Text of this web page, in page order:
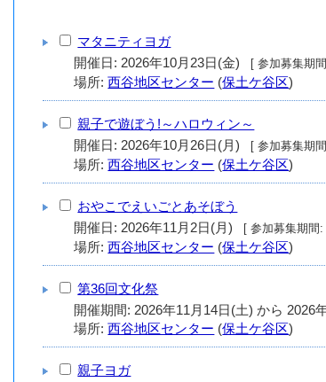
マタニティヨガ
場所:西谷地区センター (保土ケ谷区)
親子で遊ぼう!～ハロウィン～
場所:西谷地区センター (保土ケ谷区)
おやこでえいごとあそぼう
場所:西谷地区センター (保土ケ谷区)
第36回文化祭
場所:西谷地区センター (保土ケ谷区)
親子ヨガ